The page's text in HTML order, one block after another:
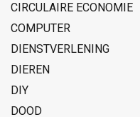
CIRCULAIRE ECONOMIE
COMPUTER
DIENSTVERLENING
DIEREN
DIY
DOOD